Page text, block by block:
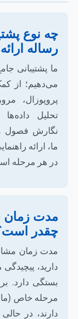
چه نوع
رساله
ما پشتیبانی
می‌دهیم؛ از
پروپوزال،
تحلیل
نگارش فصول
ما، ارائه
در هر مرحله
مدت زمان
چقدر
مدت زمان
دارید،
بستگی دارد.
مرحله خاص
دارند، در